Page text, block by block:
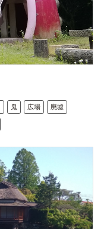
鬼 広場 廃墟